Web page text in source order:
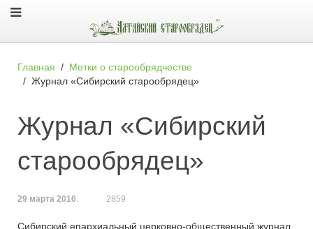
Главная
Метки о старообрядчестве
Журнал «Сибирский старообрядец»
Журнал «Сибирский
старообрядец»
29 марта 2016. 2859
Сибирский епархиальный церковно-общественный журнал